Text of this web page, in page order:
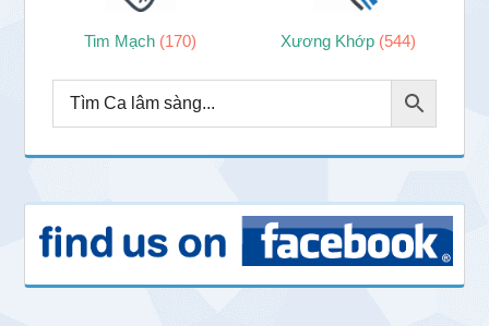
Tim Mạch (170) Xương Khớp (544)